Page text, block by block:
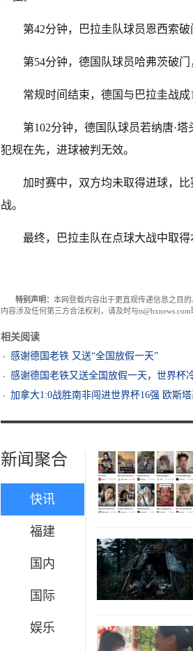
第42分钟，巴拉圭队球员恩西索
第54分钟，德国队球员哈弗茨破
常规时间结束，德国与巴拉圭战
第102分钟，德国队球员若纳唐·
犯规在先，进球被判无效。
加时赛中，双方均未取得进球，
战。
最终，巴拉圭队在点球大战中取
特别声明： 本网登载内容出于更直观传递信息之目
内容涉及任何第三方合法权利，请及时与
相关阅读
感谢德国老铁 又送“全国放假一天”
感谢德国老铁又送全国放假一天，世界杯
加拿大1:0战胜南非闯进世界杯16强 欧斯
新闻聚合
快讯
福建
国内
国际
娱乐